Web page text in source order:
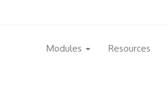
Modules Resources